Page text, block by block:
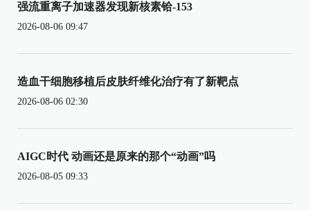
强流重离子加速器发现新核素铪-153
2026-08-06 09:47
造血干细胞移植后皮肤纤维化治疗有了新靶点
2026-08-06 02:30
AIGC时代 动画还是原来的那个“动画”吗
2026-08-05 09:33